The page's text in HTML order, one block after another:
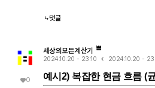
댓글
0
세상의모든계산기
2024.10.20 - 23:10 2024.10.20 -
예시2) 복잡한 현금 흐름 (